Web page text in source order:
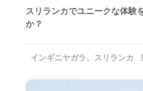
スリランカでユニークな体験
か？
インギニヤガラ、スリランカ